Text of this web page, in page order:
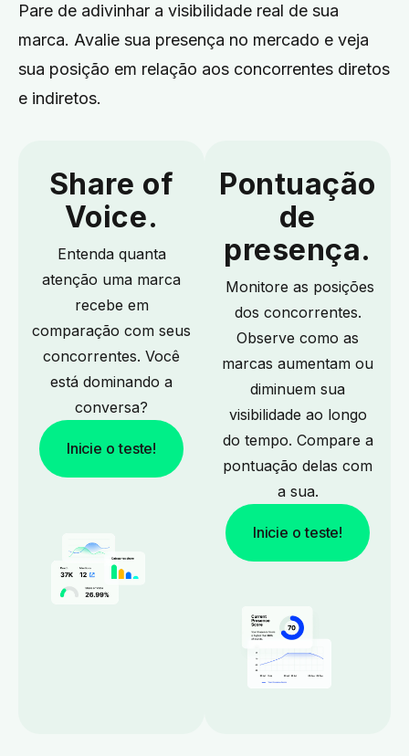
Pare de adivinhar a visibilidade real de sua
marca. Avalie sua presença no mercado e veja
sua posição em relação aos concorrentes diretos
e indiretos.
Share of
Voice.
Entenda quanta
atenção uma marca
recebe em
comparação com seus
concorrentes. Você
está dominando a
conversa?
Inicie o teste!
Pontuação
de
presença.
Monitore as posições
dos concorrentes.
Observe como as
marcas aumentam ou
diminuem sua
visibilidade ao longo
do tempo. Compare a
pontuação delas com
a sua.
Inicie o teste!